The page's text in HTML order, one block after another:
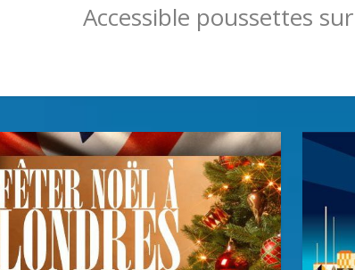
Accessible poussettes